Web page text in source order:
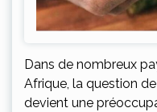
Dans de nombreux
Afrique, la question
devient une